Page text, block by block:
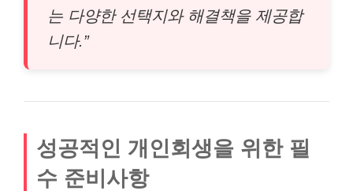
는 다양한 선택지와 해결책을 제공합
니다.”
성공적인 개인회생을 위한 필
수 준비사항